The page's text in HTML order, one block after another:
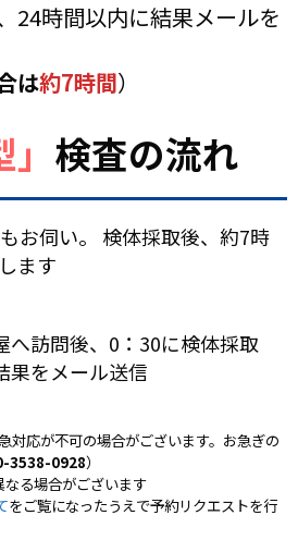
24時間以内に結果メールを
は約7時間）
検査の流れ
お伺い。 検体採取後、約7時
ます
へ訪問後、0：30に検体採取
をメール送信
対応が不可の場合がございます。お急ぎの
3538-0928）
なる場合がございます
をご覧になったうえで予約リクエストを行